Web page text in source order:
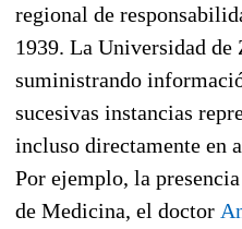
regional de
1939. La Universidad de
suministrando
sucesivas instancias
incluso directamente en
Por ejemplo, la
de Medicina, el doctor